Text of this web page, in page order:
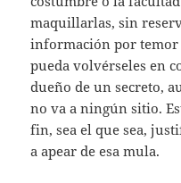
maquillarlas, sin
información por temor
pueda volvérseles en
dueño de un secreto,
no va a ningún sitio.
fin, sea el que sea,
a apear de esa mula.